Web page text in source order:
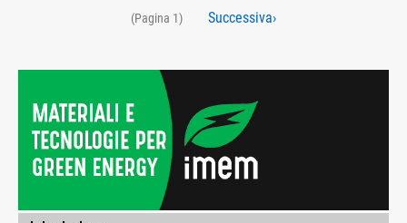
(Pagina 1)
Pagina
Successiva›